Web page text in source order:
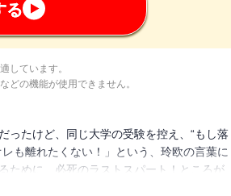
る
しています。
どの機能が使用できません。
ったけど、同じ大学の受験を控え、“もし落
も離れたくない！」という、玲欧の言葉に
めに、必死のラストスパート！ところが、